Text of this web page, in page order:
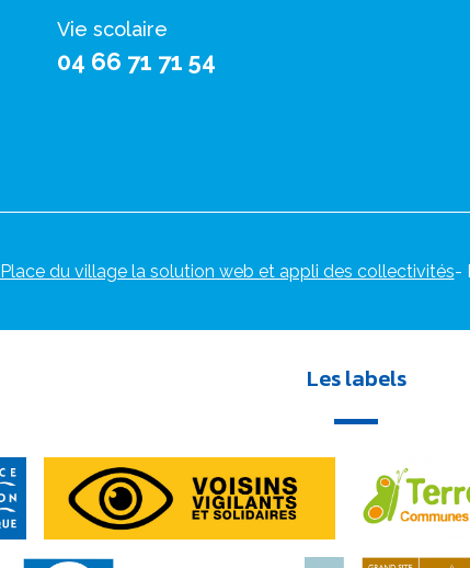
Vie scolaire
04 66 71 71 54
Place du village la solution web et appli des collectivités-
Les labels